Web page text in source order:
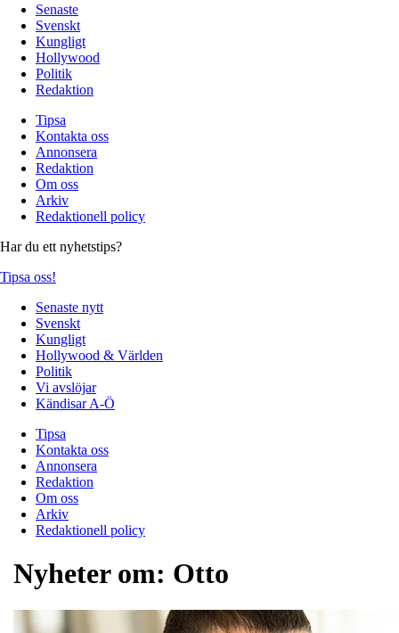
Senaste
Svenskt
Kungligt
Hollywood
Politik
Redaktion
Tipsa
Kontakta oss
Annonsera
Redaktion
Om oss
Arkiv
Redaktionell policy
Har du ett nyhetstips?
Tipsa oss!
Senaste nytt
Svenskt
Kungligt
Hollywood & Världen
Politik
Vi avslöjar
Kändisar A-Ö
Tipsa
Kontakta oss
Annonsera
Redaktion
Om oss
Arkiv
Redaktionell policy
Nyheter om: Otto